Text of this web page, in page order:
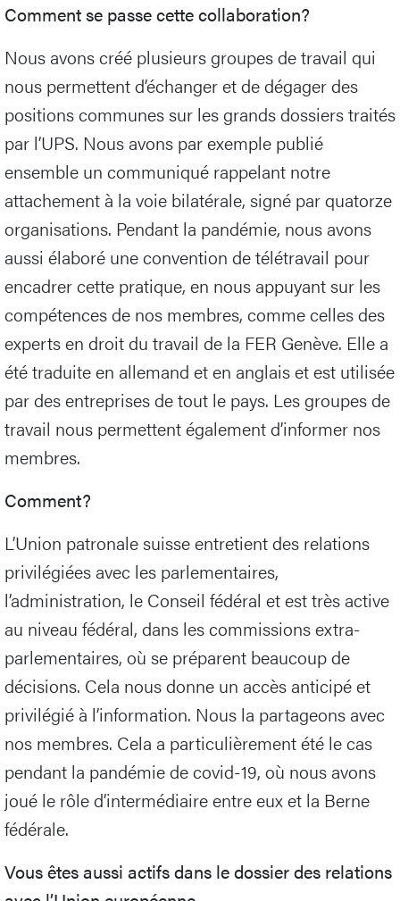
Comment se passe cette collaboration?
Nous avons créé plusieurs groupes de travail qui
nous permettent d’échanger et de dégager des
positions communes sur les grands dossiers traités
par l’UPS. Nous avons par exemple publié
ensemble un communiqué rappelant notre
attachement à la voie bilatérale, signé par quatorze
organisations. Pendant la pandémie, nous avons
aussi élaboré une convention de télétravail pour
encadrer cette pratique, en nous appuyant sur les
compétences de nos membres, comme celles des
experts en droit du travail de la FER Genève. Elle a
été traduite en allemand et en anglais et est utilisée
par des entreprises de tout le pays. Les groupes de
travail nous permettent également d’informer nos
membres.
Comment?
L’Union patronale suisse entretient des relations
privilégiées avec les parlementaires,
l’administration, le Conseil fédéral et est très active
au niveau fédéral, dans les commissions extra-
parlementaires, où se préparent beaucoup de
décisions. Cela nous donne un accès anticipé et
privilégié à l’information. Nous la partageons avec
nos membres. Cela a particulièrement été le cas
pendant la pandémie de covid-19, où nous avons
joué le rôle d’intermédiaire entre eux et la Berne
fédérale.
Vous êtes aussi actifs dans le dossier des relations